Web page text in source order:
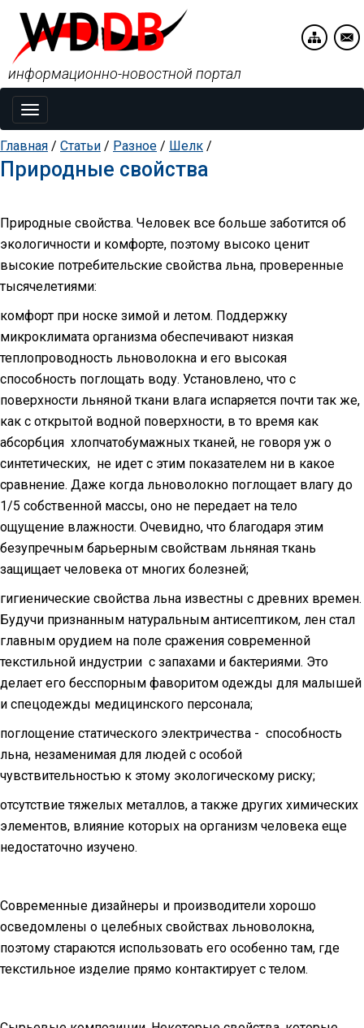
Toggle
navigation
информационно-новостной портал
Главная / Статьи / Разное / Шелк /
Природные свойства
Природные свойства. Человек все больше заботится об
экологичности и комфорте, поэтому высоко ценит
высокие потребительские свойства льна, проверенные
тысячелетиями:
комфорт при носке зимой и летом. Поддержку
микроклимата организма обеспечивают низкая
теплопроводность льноволокна и его высокая
способность поглощать воду. Установлено, что с
поверхности льняной ткани влага испаряется почти так же,
как с открытой водной поверхности, в то время как
абсорбция хлопчатобумажных тканей, не говоря уж о
синтетических, не идет с этим показателем ни в какое
сравнение. Даже когда льноволокно поглощает влагу до
1/5 собственной массы, оно не передает на тело
ощущение влажности. Очевидно, что благодаря этим
безупречным барьерным свойствам льняная ткань
защищает человека от многих болезней;
гигиенические свойства льна известны с древних времен.
Будучи признанным натуральным антисептиком, лен стал
главным орудием на поле сражения современной
текстильной индустрии с запахами и бактериями. Это
делает его бесспорным фаворитом одежды для малышей
и спецодежды медицинского персонала;
поглощение статического электричества - способность
льна, незаменимая для людей с особой
чувствительностью к этому экологическому риску;
отсутствие тяжелых металлов, а также других химических
элементов, влияние которых на организм человека еще
недостаточно изучено.
Современные дизайнеры и производители хорошо
осведомлены о целебных свойствах льноволокна,
поэтому стараются использовать его особенно там, где
текстильное изделие прямо контактирует с телом.